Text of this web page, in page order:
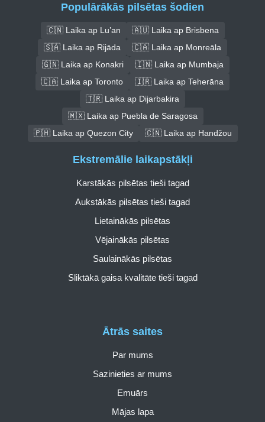
Populārākās pilsētas šodien
🇨🇳 Laika ap Lu’an
🇦🇺 Laika ap Brisbena
🇸🇦 Laika ap Rijāda
🇨🇦 Laika ap Monreāla
🇬🇳 Laika ap Konakri
🇮🇳 Laika ap Mumbaja
🇨🇦 Laika ap Toronto
🇮🇷 Laika ap Teherāna
🇹🇷 Laika ap Dijarbakira
🇲🇽 Laika ap Puebla de Saragosa
🇵🇭 Laika ap Quezon City
🇨🇳 Laika ap Handžou
Ātrās saites
Par mums
Sazinieties ar mums
Emuārs
Mājas lapa
Ekstremālie laikapstākļi
Karstākās pilsētas tieši tagad
Aukstākās pilsētas tieši tagad
Lietainākās pilsētas
Vējainākās pilsētas
Saulainākās pilsētas
Sliktākā gaisa kvalitāte tieši tagad